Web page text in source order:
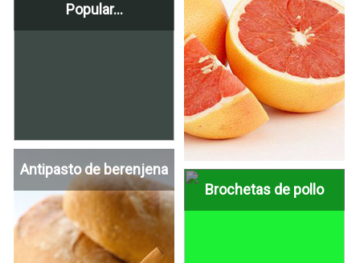
Popular...
Antipasto de berenjena
Brochetas de pollo